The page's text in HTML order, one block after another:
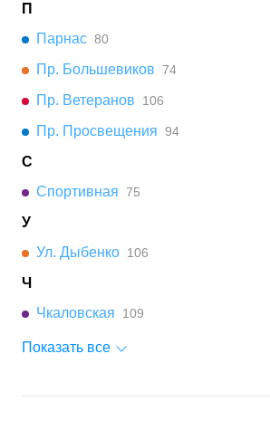
П
Парнас 80
Пр. Большевиков 74
Пр. Ветеранов 106
Пр. Просвещения 94
С
Спортивная 75
У
Ул. Дыбенко 106
Ч
Чкаловская
109
Показать все